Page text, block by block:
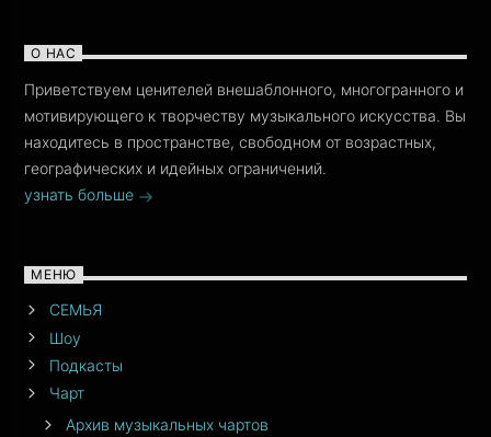
О НАС
Приветствуем ценителей внешаблонного, многогранного и
мотивирующего к творчеству музыкального искусства. Вы
находитесь в пространстве, свободном от возрастных,
географических и идейных ограничений.
узнать больше
МЕНЮ
СЕМЬЯ
Шоу
Подкасты
Чарт
Архив музыкальных чартов